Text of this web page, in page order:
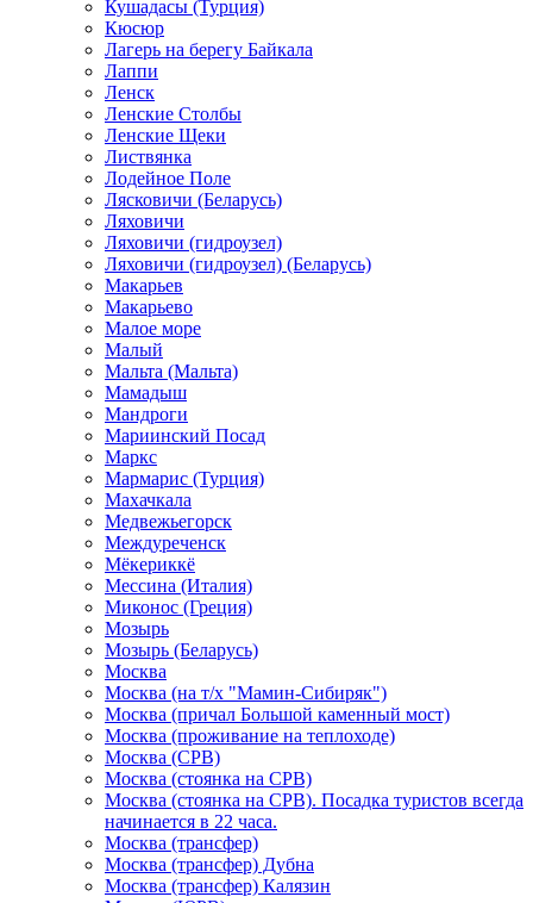
Кушадасы (Турция)
Кюсюр
Лагерь на берегу Байкала
Лаппи
Ленск
Ленские Столбы
Ленские Щеки
Листвянка
Лодейное Поле
Лясковичи (Беларусь)
Ляховичи
Ляховичи (гидроузел)
Ляховичи (гидроузел) (Беларусь)
Макарьев
Макарьево
Малое море
Малый
Мальта (Мальта)
Мамадыш
Мандроги
Мариинский Посад
Маркс
Мармарис (Турция)
Махачкала
Медвежьегорск
Междуреченск
Мёкериккё
Мессина (Италия)
Миконос (Греция)
Мозырь
Мозырь (Беларусь)
Москва
Москва (на т/х "Мамин-Сибиряк")
Москва (причал Большой каменный мост)
Москва (проживание на теплоходе)
Москва (СРВ)
Москва (стоянка на СРВ)
Москва (стоянка на СРВ). Посадка туристов всегда
начинается в 22 часа.
Москва (трансфер)
Москва (трансфер) Дубна
Москва (трансфер) Калязин